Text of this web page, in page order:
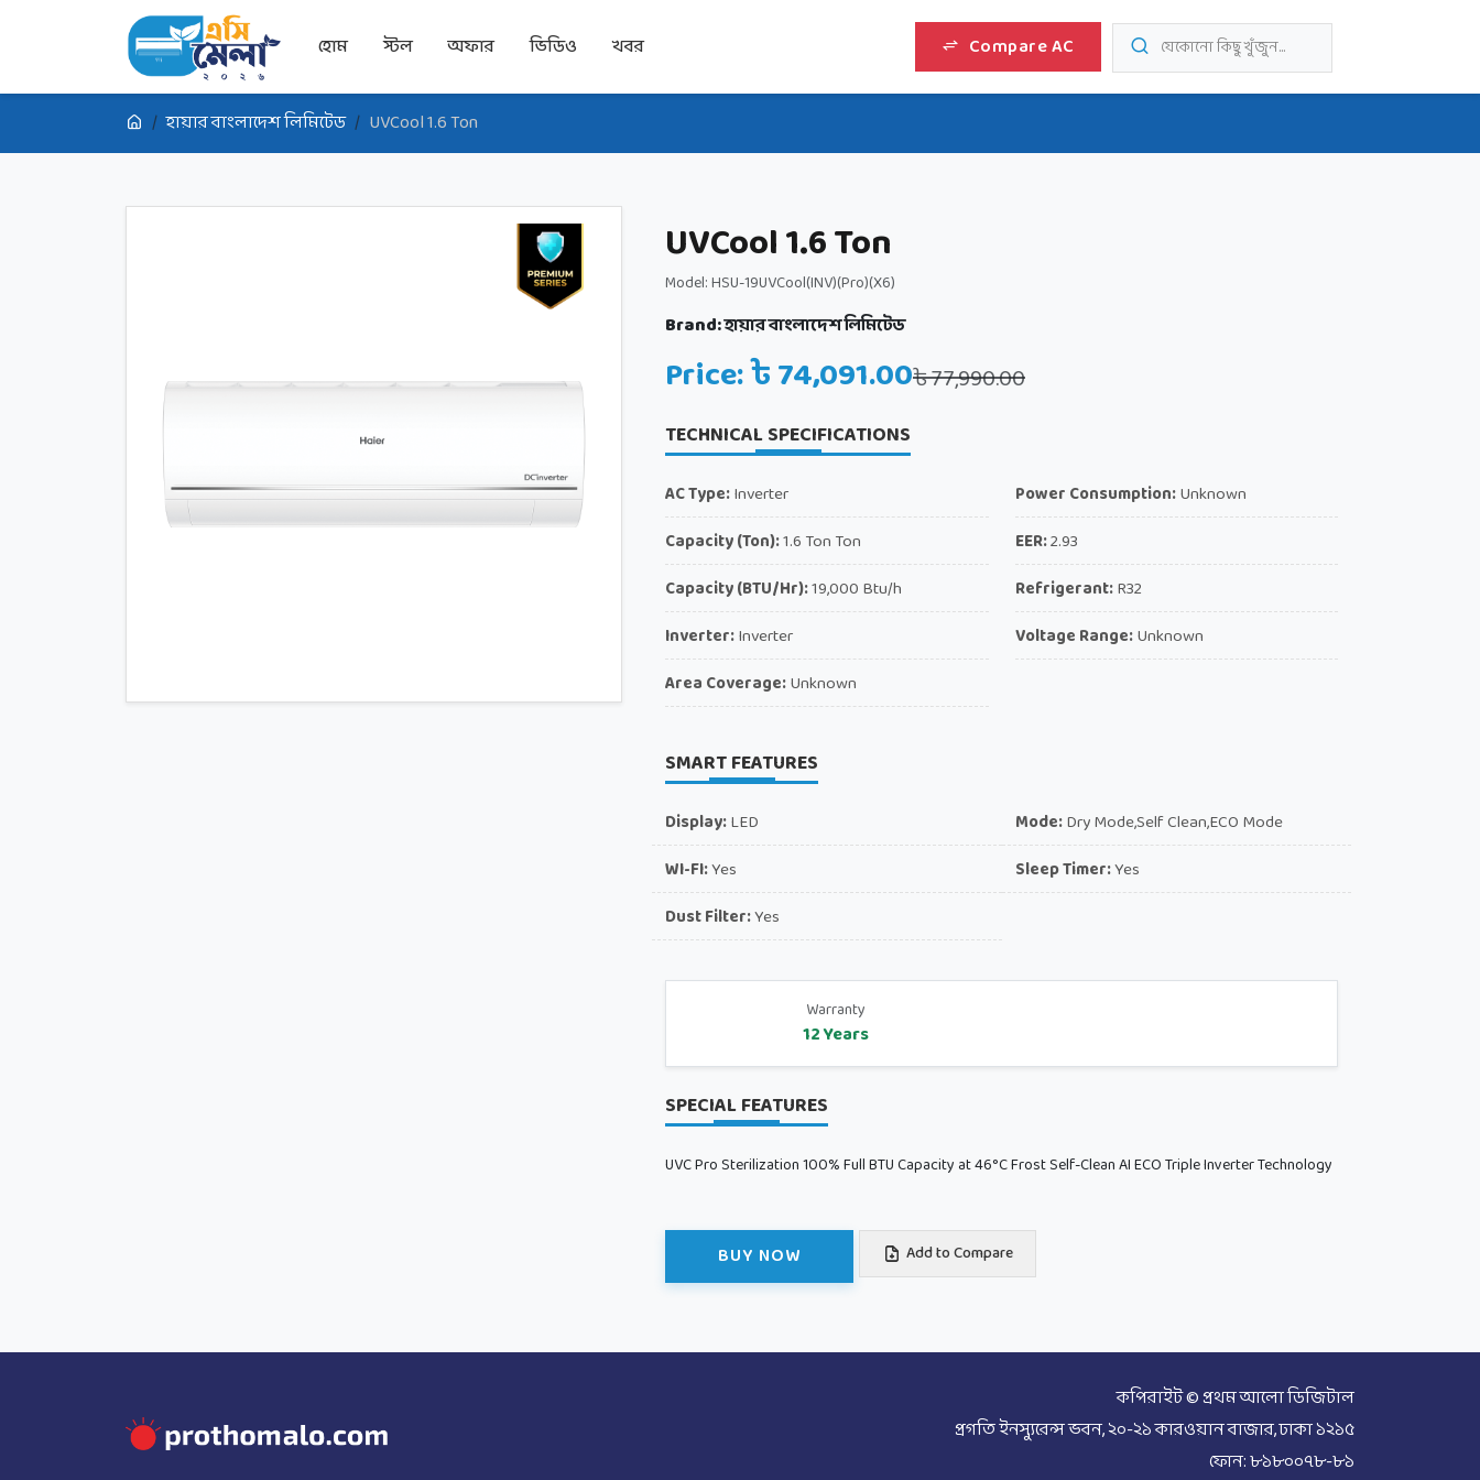
হোম স্টল অফার ভিডিও খবর Compare AC যেকোনো কিছু খুঁজুন...
হায়ার বাংলাদেশ লিমিটেড UVCool 1.6 Ton
UVCool 1.6 Ton
Model: HSU-19UVCool(INV)(Pro)(X6)
Brand:হায়ার বাংলাদেশ লিমিটেড
Price: ৳ 74,091.00৳ 77,990.00
TECHNICAL SPECIFICATIONS
AC Type:Inverter
Capacity (Ton):1.6 Ton Ton
Capacity (BTU/Hr):19,000 Btu/h
Inverter:Inverter
Area Coverage:Unknown
Power Consumption:Unknown
EER:2.93
Refrigerant:R32
Voltage Range:Unknown
SMART FEATURES
Display:LED Mode:Dry Mode,Self Clean,ECO Mode
WI-FI:Yes Sleep Timer:Yes
Dust Filter:Yes
Warranty
12 Years
SPECIAL FEATURES
UVC Pro Sterilization 100% Full BTU Capacity at 46°C Frost Self-Clean AI ECO Triple Inverter Technology
BUY NOW Add to Compare
কপিরাইট © প্রথম আলো ডিজিটাল
প্রগতি ইনস্যুরেন্স ভবন, ২০-২১ কারওয়ান বাজার, ঢাকা ১২১৫
ফোন: ৮১৮০০৭৮-৮১